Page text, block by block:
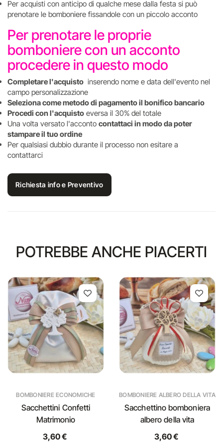
Per acquisti con anticipo di qualche mese dalla festa si può
prenotare le bomboniere fissandole con un piccolo acconto
Per prenotare le proprie
bomboniere con un acconto
procedere in questo modo
Completare l'acquisto inserendo nome e data dell'evento nel
campo personalizzazione
Seleziona come metodo di pagamento il bonifico bancario
Procedi con l'acquisto eversa il 30% del totale
Una volta versato l'acconto contattaci in modo da poter
stampare il tuo ordine
Per qualsiasi dubbio durante il processo non esitare a
contattarci
Richiesta info e Preventivo
POTREBBE ANCHE PIACERTI
BOMBONIERE ECONOMICHE
Sacchettini Confetti
Matrimonio
3,60 €
BOMBONIERE ALBERO DELLA VITA
Sacchettino bomboniera
albero della vita
3,60 €